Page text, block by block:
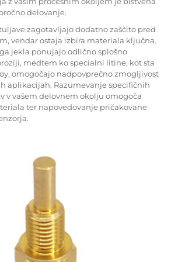
delovanje.
zagotavljajo dodatno zaščito pred
vendar ostaja izbira materiala ključna.
jekla ponujajo odlično splošno
medtem ko specialni litine, kot sta
omogočajo nadpovprečno zmogljivost
aplikacijah. Razumevanje specifičnih
v vašem delovnem okolju omogoča
ter napovedovanje pričakovane